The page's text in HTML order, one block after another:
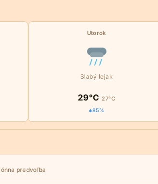
Utorok
Slabý lejak
29°C27°C
85%
predvoľba